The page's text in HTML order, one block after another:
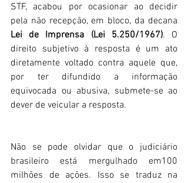
STF, acabou por ocasionar ao decidir
Lei de Imprensa (Lei 5.250/1967). O
direito subjetivo à resposta é um ato
diretamente voltado contra aquele que,
por ter difundido a informação
equivocada ou abusiva, submete-se ao
dever de veicular a resposta.
Não se pode olvidar que o judiciário
brasileiro está mergulhado em100
milhões de ações. Isso se traduz na